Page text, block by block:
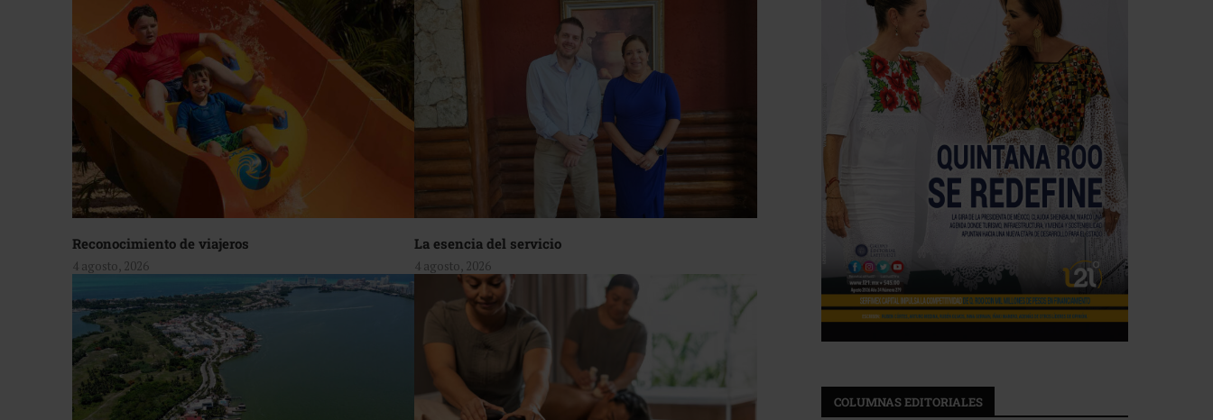
Reconocimiento de viajeros
4 agosto, 2026
La esencia del servicio
4 agosto, 2026
COLUMNAS EDITORIALES